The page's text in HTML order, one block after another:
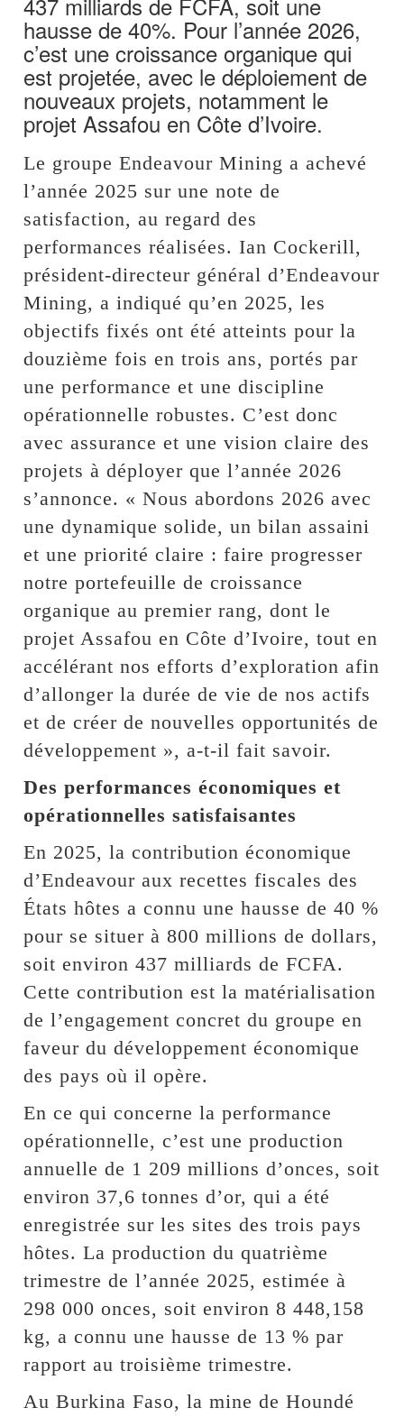
hausse de 40%. Pour l’année 2026,
c’est une croissance organique qui
est projetée, avec le déploiement de
nouveaux projets, notamment le
projet Assafou en Côte d’Ivoire.
Le groupe Endeavour Mining a achevé
l’année 2025 sur une note de
satisfaction, au regard des
performances réalisées. Ian Cockerill,
président-directeur général d’Endeavour
Mining, a indiqué qu’en 2025, les
objectifs fixés ont été atteints pour la
douzième fois en trois ans, portés par
une performance et une discipline
opérationnelle robustes. C’est donc
avec assurance et une vision claire des
projets à déployer que l’année 2026
s’annonce. « Nous abordons 2026 avec
une dynamique solide, un bilan assaini
et une priorité claire : faire progresser
notre portefeuille de croissance
organique au premier rang, dont le
projet Assafou en Côte d’Ivoire, tout en
accélérant nos efforts d’exploration afin
d’allonger la durée de vie de nos actifs
et de créer de nouvelles opportunités de
développement », a-t-il fait savoir.
Des performances économiques et
opérationnelles satisfaisantes
En 2025, la contribution économique
d’Endeavour aux recettes fiscales des
États hôtes a connu une hausse de 40 %
pour se situer à 800 millions de dollars,
soit environ 437 milliards de FCFA.
Cette contribution est la matérialisation
de l’engagement concret du groupe en
faveur du développement économique
des pays où il opère.
En ce qui concerne la performance
opérationnelle, c’est une production
annuelle de 1 209 millions d’onces, soit
environ 37,6 tonnes d’or, qui a été
enregistrée sur les sites des trois pays
hôtes. La production du quatrième
trimestre de l’année 2025, estimée à
298 000 onces, soit environ 8 448,158
kg, a connu une hausse de 13 % par
rapport au troisième trimestre.
Au Burkina Faso, la mine de Houndé